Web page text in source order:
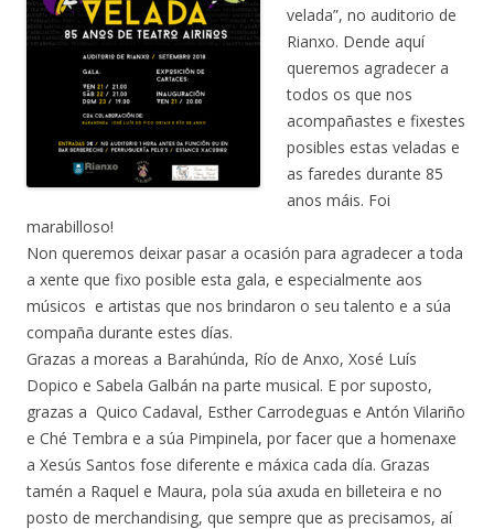
velada”, no auditorio de
Rianxo. Dende aquí
queremos agradecer a
todos os que nos
acompañastes e fixestes
posibles estas veladas e
as faredes durante 85
anos máis. Foi
marabilloso!
Non queremos deixar pasar a ocasión para agradecer a toda
a xente que fixo posible esta gala, e especialmente aos
músicos e artistas que nos brindaron o seu talento e a súa
compaña durante estes días.
Grazas a moreas a Barahúnda, Río de Anxo, Xosé Luís
Dopico e Sabela Galbán na parte musical. E por suposto,
grazas a Quico Cadaval, Esther Carrodeguas e Antón Vilariño
e Ché Tembra e a súa Pimpinela, por facer que a homenaxe
a Xesús Santos fose diferente e máxica cada día. Grazas
tamén a Raquel e Maura, pola súa axuda en billeteira e no
posto de merchandising, que sempre que as precisamos, aí